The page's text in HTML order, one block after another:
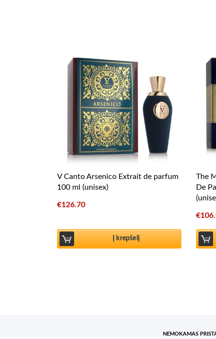
V Canto Arsenico Extrait de parfum
100 ml (unisex)
€126.70
Į krepšelį
The
De
€
NEMOKAMAS